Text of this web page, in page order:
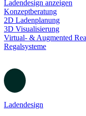
maximale
Ladendesign
zurück
Ladendesign anzeigen
Konzeptberatung
Virtual- & Augmented
Regalsysteme